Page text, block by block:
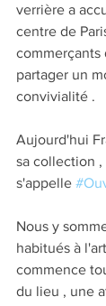
verrière a
centre de
commerçants
partager un
convivialité .
Aujourd'hui
sa collection ,
s'appelle
Nous y
habitués à
commence
du lieu , une